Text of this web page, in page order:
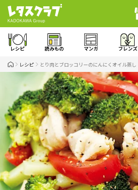
レシピ 読みもの マンガ フレンズ
レシピ とり肉とブロッコリーのにんにくオイル蒸し